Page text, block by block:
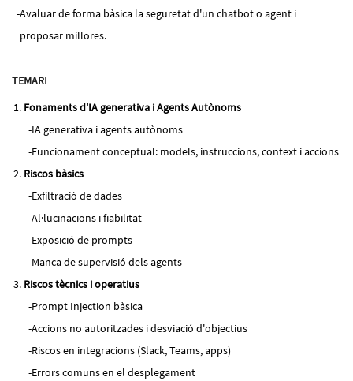
Avaluar de forma bàsica la seguretat d'un chatbot o agent i
proposar millores.
TEMARI
Fonaments d'IA generativa i Agents Autònoms
IA generativa i agents autònoms
Funcionament conceptual: models, instruccions, context i accions
Riscos bàsics
Exfiltració de dades
Al·lucinacions i fiabilitat
Exposició de prompts
Manca de supervisió dels agents
Riscos tècnics i operatius
Prompt Injection bàsica
Accions no autoritzades i desviació d'objectius
Riscos en integracions (Slack, Teams, apps)
Errors comuns en el desplegament